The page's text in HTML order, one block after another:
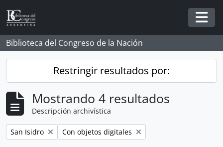
Skip to main content
Biblioteca del Congreso de la Nación
Restringir resultados por:
Mostrando 4 resultados
Descripción archivística
Remove filter:
San Isidro Remove filter:
Con objetos digitales